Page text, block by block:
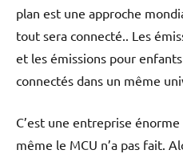
plan est une approche
tout sera connecté.. Les
et les émissions pour
connectés dans un même
C’est une entreprise
même le MCU n’a pas fait.